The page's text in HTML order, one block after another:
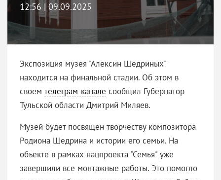
12:56 | 09.09.2025
Экспозиция музея "Алексин Щедриных"
находится на финальной стадии. Об этом в
своем телеграм-канале сообщил Губернатор
Тульской области Дмитрий Миляев.
Музей будет посвящен творчеству композитора
Родиона Щедрина и истории его семьи. На
объекте в рамках нацпроекта "Семья" уже
завершили все монтажные работы. Это помогло